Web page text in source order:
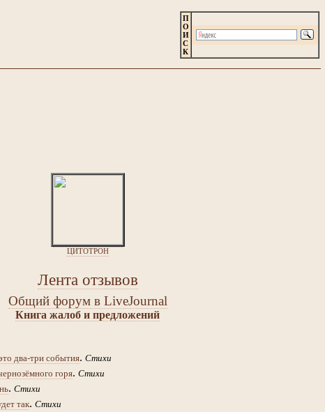
П
О
И
С
К
ЦИТОТРОН
Лента отзывов
Общий форум в LiveJournal
Книга жалоб и предложений
два-три события. Стихи
горя. Стихи
. Стихи
так. Стихи